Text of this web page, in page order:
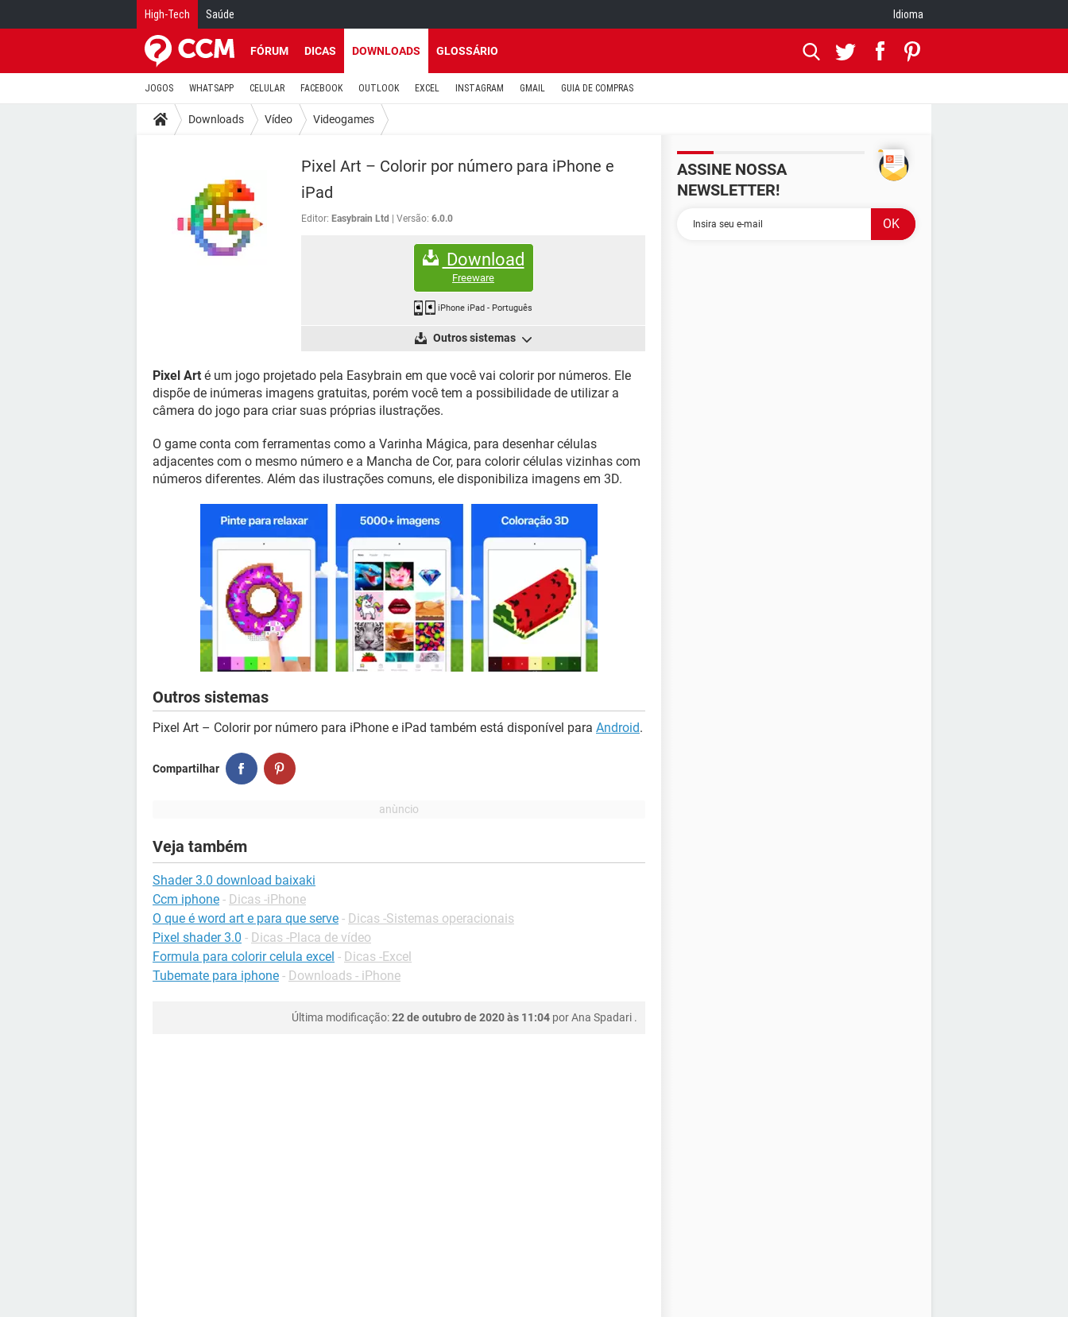
High-Tech Saúde Idioma
FÓRUM DICAS DOWNLOADS GLOSSÁRIO
JOGOS WHATSAPP CELULAR FACEBOOK OUTLOOK EXCEL INSTAGRAM GMAIL GUIA DE COMPRAS
Downloads Vídeo Videogames
Pixel Art – Colorir por número para iPhone e
iPad
Editor: Easybrain Ltd Versão: 6.0.0
Download
Freeware
iPhone iPad- Português
Outros sistemas
Pixel Art é um jogo projetado pela Easybrain em que você vai colorir por números. Ele
dispõe de inúmeras imagens gratuitas, porém você tem a possibilidade de utilizar a
câmera do jogo para criar suas próprias ilustrações.
O game conta com ferramentas como a Varinha Mágica, para desenhar células
adjacentes com o mesmo número e a Mancha de Cor, para colorir células vizinhas com
números diferentes. Além das ilustrações comuns, ele disponibiliza imagens em 3D.
Outros sistemas
Pixel Art – Colorir por número para iPhone e iPad também está disponível para Android.
Compartilhar
Veja também
Shader 3.0 download baixaki
Ccm iphone - Dicas -iPhone
O que é word art e para que serve - Dicas -Sistemas operacionais
Pixel shader 3.0 - Dicas -Placa de vídeo
Formula para colorir celula excel - Dicas -Excel
Tubemate para iphone - Downloads - iPhone
Última modificação:22 de outubro de 2020 às 11:04 porAna Spadari .
ASSINE NOSSA
NEWSLETTER!